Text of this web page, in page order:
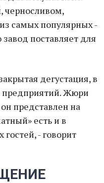
черносливом,
самых популярных -
поставляет для
дегустация, в
предприятий. Жюри
представлен на
есть и в
- говорит